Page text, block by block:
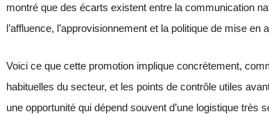
montré que des écarts existent entre la communication
l’affluence, l’approvisionnement et la politique de mise en
Voici ce que cette promotion implique concrètement,
habituelles du secteur, et les points de contrôle utiles
une opportunité qui dépend souvent d’une logistique très